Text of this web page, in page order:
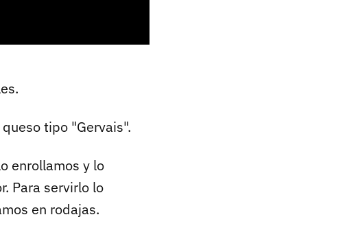
tipo "Gervais".
enrollamos y lo
Para servirlo lo
en rodajas.